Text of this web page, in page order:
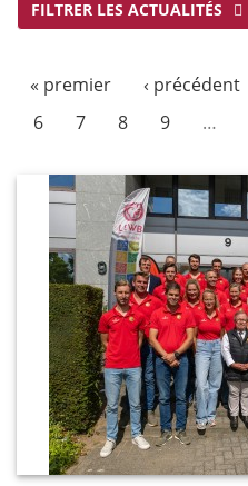
FILTRER LES ACTUALITÉS
« premier ‹ précédent
6
7 8 9 …